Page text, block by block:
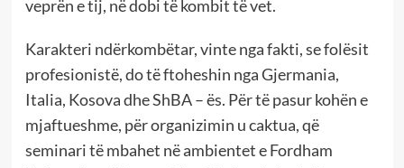
veprën e tij, në dobi të kombit të vet.
Karakteri ndërkombëtar, vinte nga fakti, se folësit
profesionistë, do të ftoheshin nga Gjermania,
Italia, Kosova dhe ShBA – ës. Për të pasur kohën e
mjaftueshme, për organizimin u caktua, që
seminari të mbahet në ambientet e Fordham